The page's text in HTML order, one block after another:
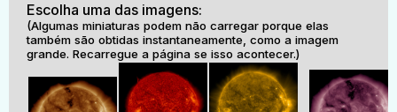
Escolha uma das imagens:
(Algumas miniaturas podem não carregar porque elas
também são obtidas instantaneamente, como a imagem
grande. Recarregue a página se isso acontecer.)